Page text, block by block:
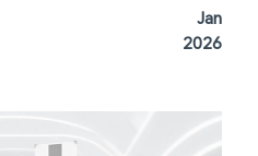
Jan
2026